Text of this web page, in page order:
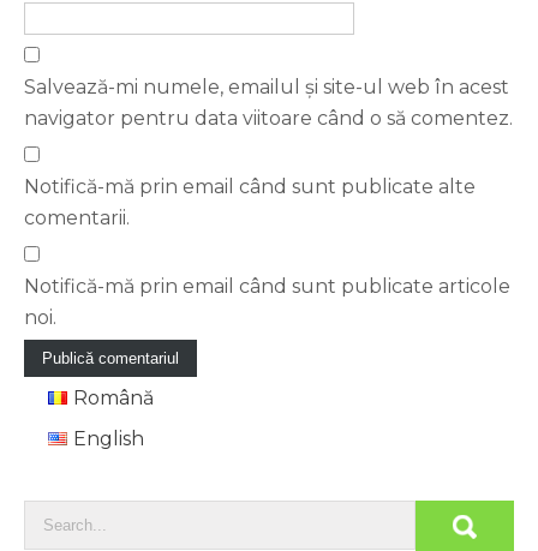
Salvează-mi numele, emailul și site-ul web în acest
navigator pentru data viitoare când o să comentez.
Notifică-mă prin email când sunt publicate alte
comentarii.
Notifică-mă prin email când sunt publicate articole
noi.
Română
English